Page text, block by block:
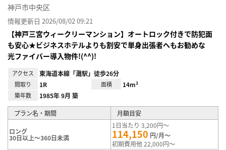
神戸市中央区
情報更新日 2026/08/02 09:21
【神戸三宮ウィークリーマンション】オートロック付きで防犯面
も安心★ビジネスホテルよりも割安で単身出張者へもお勧めな
光ファイバー導入物件!(^^)!
アクセス 東海道本線「灘駅」徒歩26分
間取り 1R 面積 14m²
築年数 1985年 9月 築
プラン名・期間 月額目安
ロング
30日以上～360日未満
1日当たり 3,200円～
114,150 円/月～
初期費用他 22,000円～